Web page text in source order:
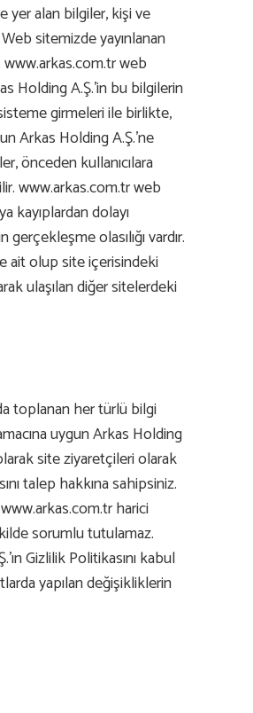
yer alan bilgiler, kişi ve
sitemizde yayınlanan
www.arkas.com.tr web
Holding A.Ş.’in bu bilgilerin
girmeleri ile birlikte,
Arkas Holding A.Ş.’ne
önceden kullanıcılara
www.arkas.com.tr web
kayıplardan dolayı
olasılığı vardır.
ait olup site içerisindeki
ulaşılan diğer sitelerdeki
toplanan her türlü bilgi
uygun Arkas Holding
site ziyaretçileri olarak
talep hakkına sahipsiniz.
harici
sorumlu tutulamaz.
Gizlilik Politikasını kabul
yapılan değişikliklerin